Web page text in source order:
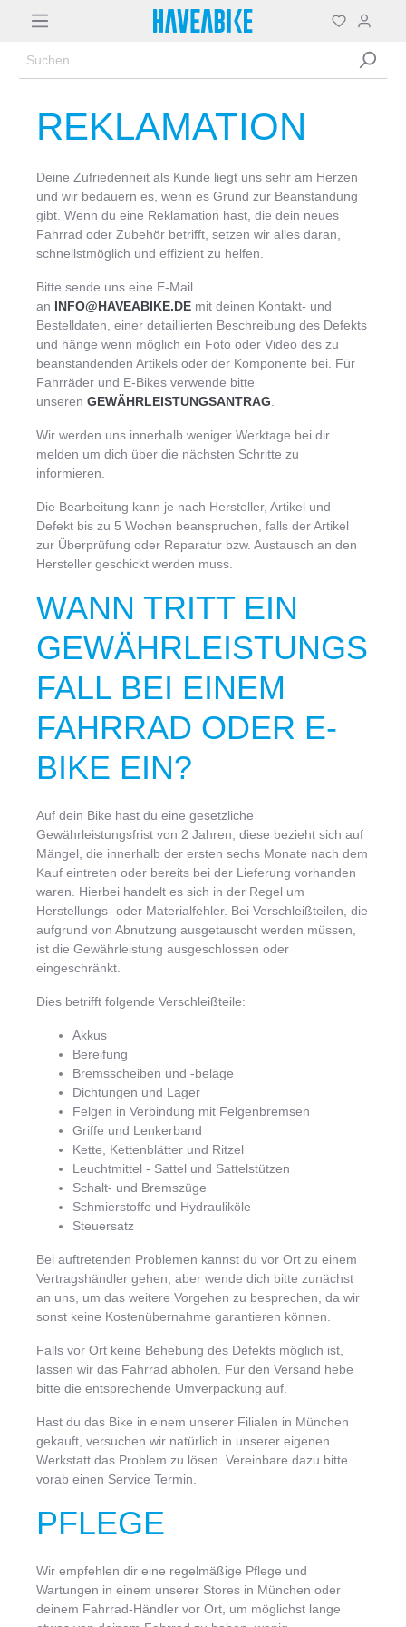
REKLAMATION
Deine Zufriedenheit als Kunde liegt uns sehr am Herzen
und wir bedauern es, wenn es Grund zur Beanstandung
gibt. Wenn du eine Reklamation hast, die dein neues
Fahrrad oder Zubehör betrifft, setzen wir alles daran,
schnellstmöglich und effizient zu helfen.
Bitte sende uns eine E-Mail
an INFO@HAVEABIKE.DE mit deinen Kontakt- und
Bestelldaten, einer detaillierten Beschreibung des Defekts
und hänge wenn möglich ein Foto oder Video des zu
beanstandenden Artikels oder der Komponente bei. Für
Fahrräder und E-Bikes verwende bitte
unseren GEWÄHRLEISTUNGSANTRAG
Wir werden uns innerhalb weniger Werktage bei dir
melden um dich über die nächsten Schritte zu
informieren.
Die Bearbeitung kann je nach Hersteller, Artikel und
Defekt bis zu 5 Wochen beanspruchen, falls der Artikel
zur Überprüfung oder Reparatur bzw. Austausch an den
Hersteller geschickt werden muss.
WANN TRITT EIN
GEWÄHRLEISTUNGS
FALL BEI EINEM
FAHRRAD ODER E-
BIKE EIN?
Auf dein Bike hast du eine gesetzliche
Gewährleistungsfrist von 2 Jahren, diese bezieht sich auf
Mängel, die innerhalb der ersten sechs Monate nach dem
Kauf eintreten oder bereits bei der Lieferung vorhanden
waren. Hierbei handelt es sich in der Regel um
Herstellungs- oder Materialfehler. Bei Verschleißteilen, die
aufgrund von Abnutzung ausgetauscht werden müssen,
ist die Gewährleistung ausgeschlossen oder
eingeschränkt.
Dies betrifft folgende Verschleißteile:
Akkus
Bereifung
Bremsscheiben und -beläge
Dichtungen und Lager
Felgen in Verbindung mit Felgenbremsen
Griffe und Lenkerband
Kette, Kettenblätter und Ritzel
Leuchtmittel - Sattel und Sattelstützen
Schalt- und Bremszüge
Schmierstoffe und Hydrauliköle
Steuersatz
Bei auftretenden Problemen kannst du vor Ort zu einem
Vertragshändler gehen, aber wende dich bitte zunächst
an uns, um das weitere Vorgehen zu besprechen, da wir
sonst keine Kostenübernahme garantieren können.
Falls vor Ort keine Behebung des Defekts möglich ist,
lassen wir das Fahrrad abholen. Für den Versand hebe
bitte die entsprechende Umverpackung auf.
Hast du das Bike in einem unserer Filialen in München
gekauft, versuchen wir natürlich in unserer eigenen
Werkstatt das Problem zu lösen. Vereinbare dazu bitte
vorab einen Service Termin.
PFLEGE
Wir empfehlen dir eine regelmäßige Pflege und
Wartungen in einem unserer Stores in München oder
deinem Fahrrad-Händler vor Ort, um möglichst lange